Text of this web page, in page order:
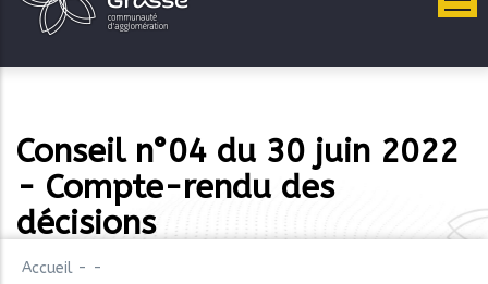
Conseil n°04 du 30 juin 2022
- Compte-rendu des
décisions
Accueil - -